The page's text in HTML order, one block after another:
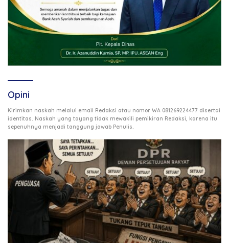
Opini
Kirimkan naskah melalui email Redaksi atau nomor WA 081269224477 disertai
identitas. Naskah yang tayang tidak mewakili pemikiran Redaksi, karena itu
sepenuhnya menjadi tanggung jawab Penulis